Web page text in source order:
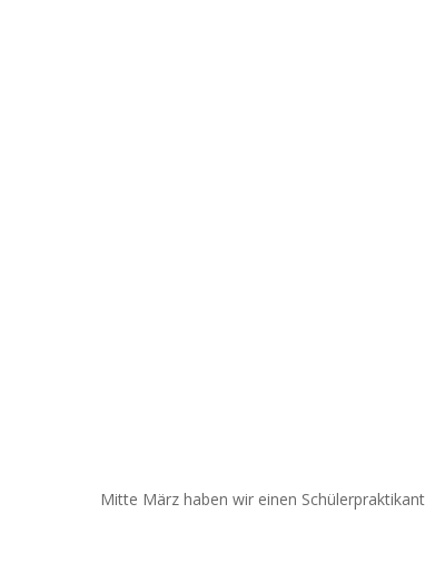
Mitte März haben wir einen